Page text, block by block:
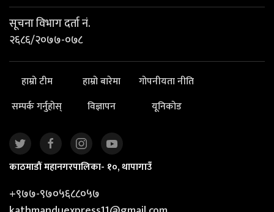
सूचना विभाग दर्ता नं.
२६८६/२०७७-०७८
हाम्रो टीम हाम्रो बारेमा
गोपनीयता नीति
सम्पर्क गर्नुहोस्
विज्ञापन यूनिकोड
काठमाडौं महानगरपालिका- १०, थापागाउँ
+९७७-९७०५६८८०५७